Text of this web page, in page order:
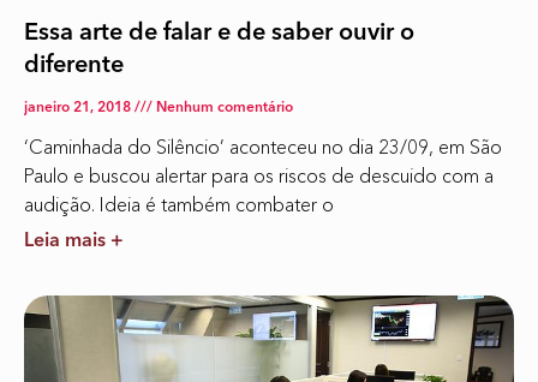
Essa arte de falar e de saber ouvir o
diferente
janeiro 21, 2018 Nenhum comentário
‘Caminhada do Silêncio’ aconteceu no dia 23/09, em São
Paulo e buscou alertar para os riscos de descuido com a
audição. Ideia é também combater o
Leia mais +